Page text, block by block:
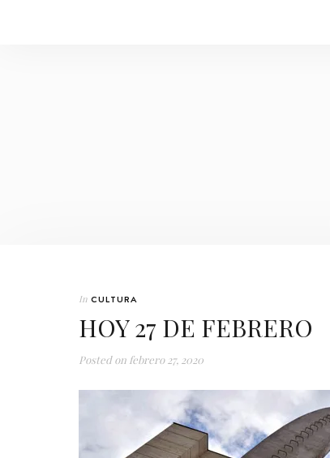
In CULTURA
HOY 27 DE FEBRERO
Posted on febrero 27, 2020